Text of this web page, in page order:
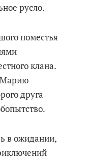
русло.
поместья
клана.
Марию
друга
в ожидании,